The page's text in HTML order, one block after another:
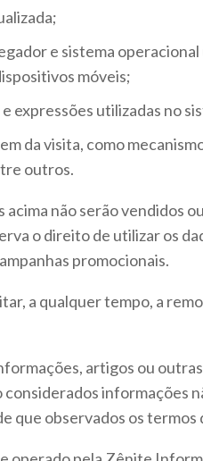
e sistema
móveis;
expressões utilizadas no
da visita, como
outros.
acima não serão vendidos
o direito de utilizar os
promocionais.
a qualquer tempo, a
artigos ou
considerados informações
que observados os